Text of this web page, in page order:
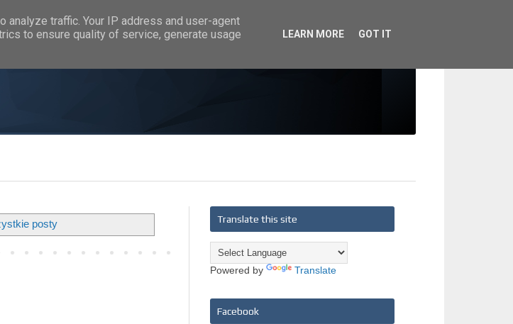
posty Translate this site
Powered by Translate
Facebook
traffic. Your IP address and user-agent
to ensure quality of service, generate usage
LEARN MORE GOT IT